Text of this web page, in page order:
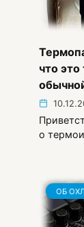
что это
о
ОБ